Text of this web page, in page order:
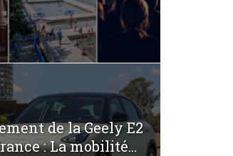
de la Geely E2
: La mobilité...